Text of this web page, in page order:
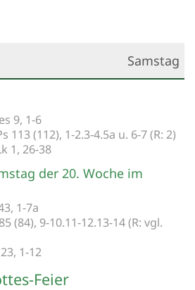
Samstag
9, 1-6
113 (112), 1-2.3-4.5a u. 6-7 (R: 2)
1, 26-38
der 20. Woche im
1-7a
(84), 9-10.11-12.13-14 (R: vgl.
1-12
Feier